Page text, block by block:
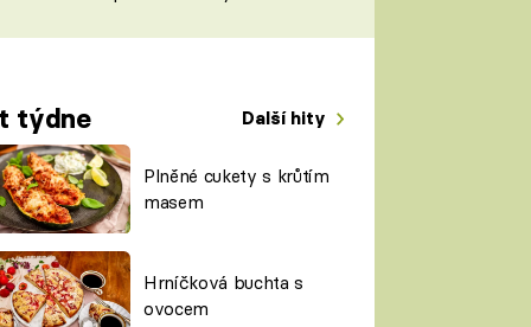
týdne Další hity
Plněné cukety s krůtím
masem
Hrníčková buchta s
ovocem